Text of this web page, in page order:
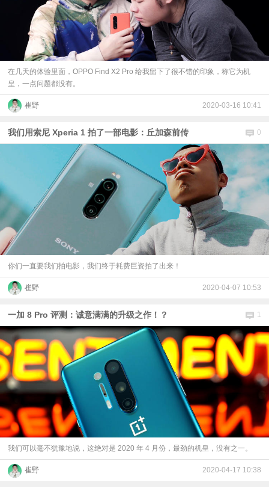
在几天的体验里面，OPPO Find X2 Pro 给我留下了很不错的印象，称它为机
皇，一点问题都没有。
崔野 2020-03-16 10:41
我们用索尼 Xperia 1 拍了一部电影：丘加森前传 0
你们一直要我们拍电影，我们终于耗费巨资拍了出来！
崔野 2020-04-07 10:53
一加 8 Pro 评测：诚意满满的升级之作！？ 1
我们可以毫不犹豫地说，这绝对是 2020 年 4 月份，最劲的机皇，没有之一。
崔野 2020-04-17 10:38